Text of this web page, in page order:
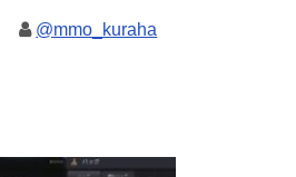
@mmo_kuraha